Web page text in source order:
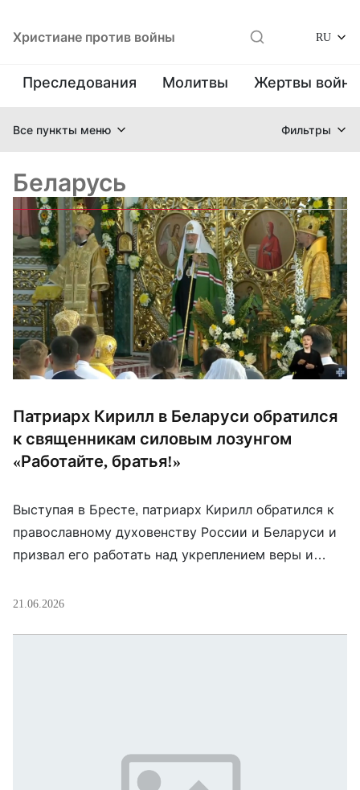
Христиане против войны RU
Преследования Молитвы Жертвы
Все пункты меню Фильтры
Беларусь
Патриарх Кирилл в Беларуси обратился
к священникам силовым лозунгом
«Работайте, братья!»
Выступая в Бресте, патриарх Кирилл обратился к
православному духовенству России и Беларуси и
призвал его работать над укреплением веры и
«родине и церкви». При этом он использовал
21.06.2026